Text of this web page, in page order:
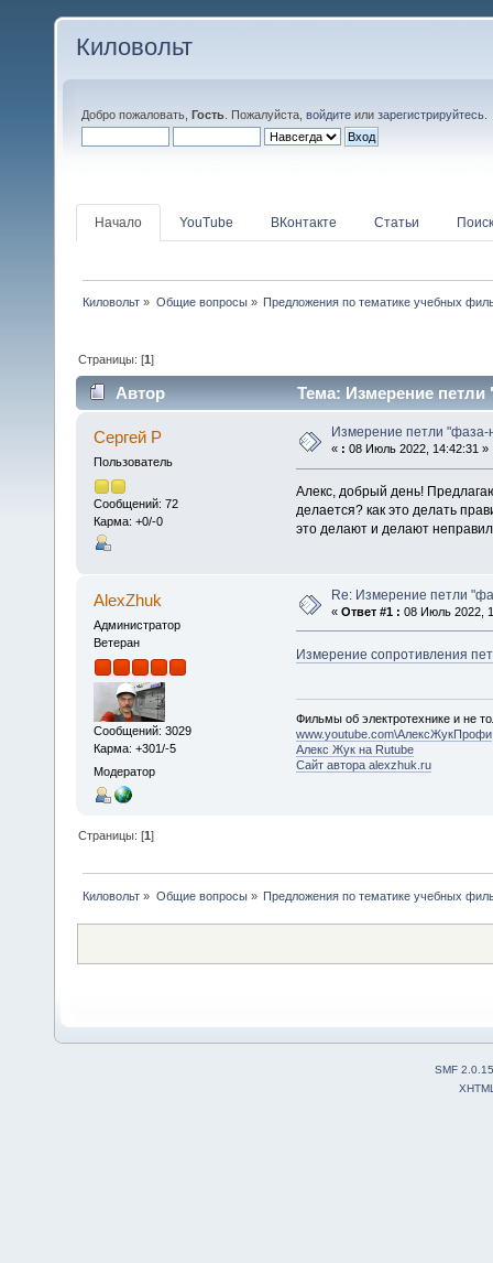
Киловольт
Добро пожаловать, Гость . Пожалуйста, войдите или зарегистрируйтесь
Начало YouTube ВКонтакте Статьи Поиск
Киловольт » Общие вопросы» Предложения по тематике учебных
Страницы: [1]
Автор Тема: Измерение
Сергей Р
Пользователь
Сообщений: 72
Карма: +0/-0
Измерение петли "фаза-
« : 08 Июль 2022, 14:42:31 »
Алекс, добрый день!
делается? как это делать
это делают и делают
AlexZhuk
Администратор
Ветеран
Сообщений: 3029
Карма: +301/-5
Модератор
Re: Измерение петли
« Ответ #1 : 08 Июль 2022,
Измерение сопротивления
Фильмы об электротехнике и не
www.youtube.com\АлексЖукПрофи
Алекс Жук на Rutube
Сайт автора alexzhuk.ru
Страницы: [1]
Киловольт » Общие вопросы» Предложения по тематике учебных
SMF 2.0.15